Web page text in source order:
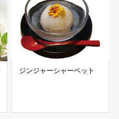
ジンジャーシャーベット